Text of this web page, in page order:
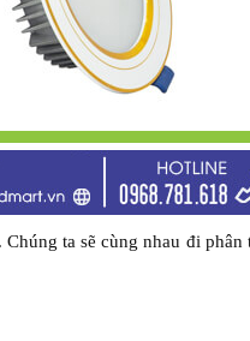
. Chúng ta sẽ cùng nhau đi